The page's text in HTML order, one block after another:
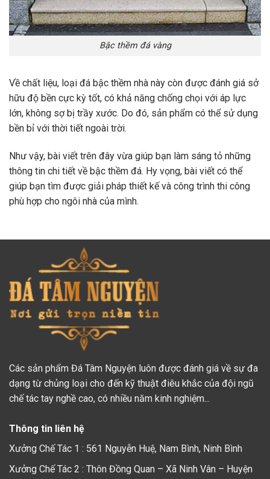
Bậc thềm đá vàng
Về chất liệu, loại đá bậc thềm nhà này còn được đánh giá sở
hữu độ bền cực kỳ tốt, có khả năng chống chọi với áp lực
lớn, không sợ bị trầy xước. Do đó, sản phẩm có thể sử dụng
bền bỉ với thời tiết ngoài trời.
Như vậy, bài viết trên đây vừa giúp bạn làm sáng tỏ những
thông tin chi tiết về bậc thềm đá. Hy vọng, bài viết có thể
giúp bạn tìm được giải pháp thiết kế và công trình thi công
phù hợp cho ngôi nhà của mình.
Các sản phẩm Đá Tâm Nguyện luôn được đánh giá về sự đa
dạng từ chủng loại cho đến kỹ thuật điêu khắc của đội ngũ
chế tác tay nghề cao, có nhiều năm kinh nghiệm...
Thông tin liên hệ
Xưởng Chế Tác 1 : 561 Nguyễn Huệ, Nam Bình, Ninh Bình
Xưởng Chế Tác 2 : Thôn Đồng Quan – Xã Ninh Vân – Huyện